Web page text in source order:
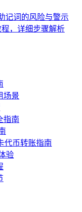
记词的风险与警示
程，详细步骤解析
场景
指南
代币转账指南
验